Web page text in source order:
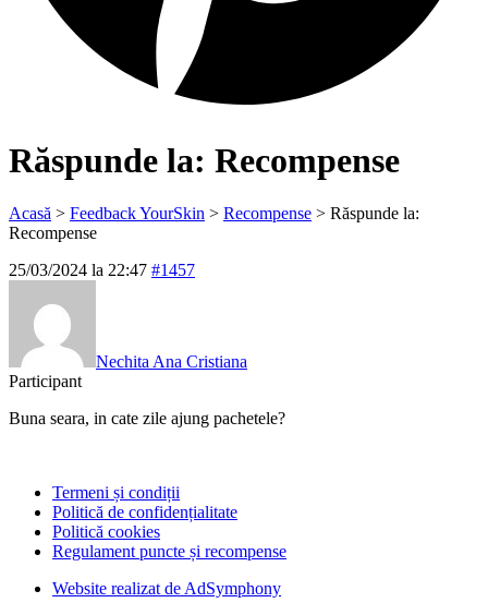
Răspunde la: Recompense
Acasă > Feedback YourSkin > Recompense > Răspunde la:
Recompense
25/03/2024 la 22:47 #1457
Nechita Ana Cristiana
Participant
Buna seara, in cate zile ajung pachetele?
Termeni și condiții
Politică de confidențialitate
Politică cookies
Regulament puncte și recompense
Website realizat de AdSymphony